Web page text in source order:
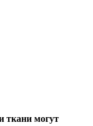
ткани могут